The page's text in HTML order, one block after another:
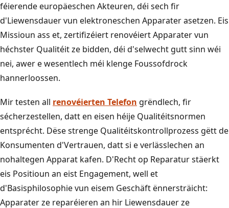
féierende europäeschen Akteuren, déi sech fir
d'Liewensdauer vun elektroneschen Apparater asetzen. Eis
Missioun ass et, zertifizéiert renovéiert Apparater vun
héchster Qualitéit ze bidden, déi d'selwecht gutt sinn wéi
nei, awer e wesentlech méi klenge Foussofdrock
hannerloossen.
Mir testen all renovéierten Telefon grëndlech, fir
sécherzestellen, datt en eisen héije Qualitéitsnormen
entsprécht. Dëse strenge Qualitéitskontrollprozess gëtt de
Konsumenten d'Vertrauen, datt si e verlässlechen an
nohaltegen Apparat kafen. D'Recht op Reparatur stäerkt
eis Positioun an eist Engagement, well et
d'Basisphilosophie vun eisem Geschäft ënnersträicht:
Apparater ze reparéieren an hir Liewensdauer ze